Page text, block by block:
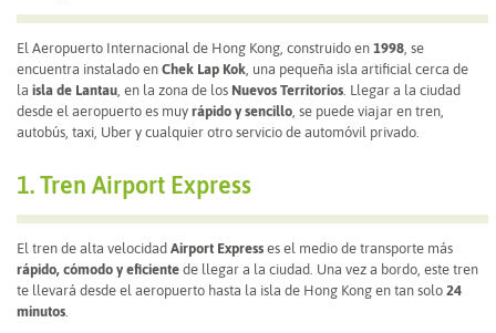
El Aeropuerto Internacional de Hong Kong, construido en 1998 , se
encuentra instalado en Chek Lap Kok , una pequeña isla artificial cerca de
la isla de Lantau , en la zona de los Nuevos Territorios . Llegar a la ciudad
desde el aeropuerto es muy rápido y sencillo , se puede viajar en tren,
autobús, taxi, Uber y cualquier otro servicio de automóvil privado.
1. Tren Airport Express
El tren de alta velocidad Airport Express es el medio de transporte más
rápido, cómodo y eficiente de llegar a la ciudad. Una vez a bordo, este tren
te llevará desde el aeropuerto hasta la isla de Hong Kong en tan solo 24
minutos